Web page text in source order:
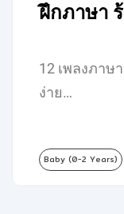
ฝึกภาษา
12 เพลงภาษ
ง่าย…
Baby (0-2 Years)